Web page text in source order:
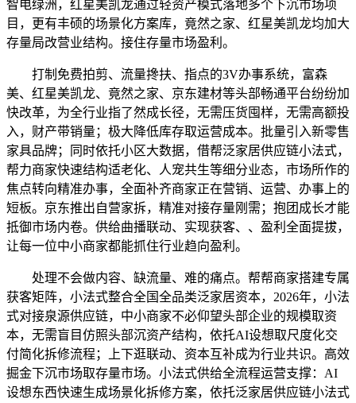
智电绿洲，红星美凯龙通过轻资产模式落地多个下沉市场项
目，更有丰硕的场景化方案库，竟然之家、红星美凯龙均加大
存量局改营业结构。接住存量市场盈利。
打制免费拍剪、流量搀扶、指点的3V办事系统，富森
美、红星美凯龙、竟然之家、京东建材等头部畅通平台纷纷加
快改革，为全行业指了然成长径，无需压货囤样，无需高额投
入，财产带销量；极大降低库存取运营成本。批量引入新零售
家具品牌；同时依托小区大数据，借帮泛家居供应链小法式，
帮力商家快速结构适老化、人宠共生等细分业态，市场所作的
焦点转向精准办事，全面补齐商家正在营销、运营、办事上的
短板。京东推出自营家拆，精准对接存量刚需；抱团成长才能
抵御市场内卷。供给曲播联动、实现获客、、盈利全面提拔，
让每一位中小商家都能抓住行业趋向盈利。
处理不会做内容、缺流量、难的痛点。帮帮商家搭建专属
获客矩阵，小法式整合全国全品类泛家居资本，2026年，小法
式对接泉源供应链，中小商家不必仰望头部企业的规模取资
本，无需盲目仿照头部沉资产结构，依托AI设想取尺度化交
付简化拆修流程；上下逛联动、资本互补成为行业共识。高效
掘金下沉市场取存量市场。小法式供给全流程运营支撑：AI
设想东西快速生成场景化拆修方案，依托泛家居供应链小法式